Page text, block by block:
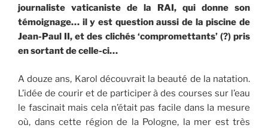
journaliste vaticaniste de la RAI, qui donne son
témoignage… il y est question aussi de la piscine de
Jean-Paul II, et des clichés ‘compromettants’ (?) pris
en sortant de celle-ci…
A douze ans, Karol découvrait la beauté de la natation.
L’idée de courir et de participer à des courses sur l’eau
le fascinait mais cela n’était pas facile dans la mesure
où, dans cette région de la Pologne, la mer est très